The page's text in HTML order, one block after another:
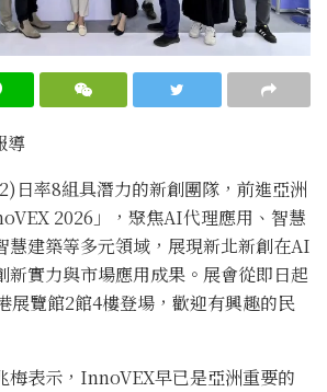
導
日率8組具潛力的新創團隊，前進亞洲
2026」，聚焦AI代理應用、智慧
慧建築等多元領域，展現新北新創在AI
新實力與市場應用成果。展會從即日起
展覽館2館4樓登場，歡迎有興趣的民
梅表示，InnoVEX早已是亞洲重要的